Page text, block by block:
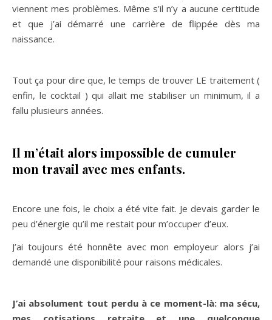
viennent mes problèmes. Même s’il n’y a aucune certitude
et que j’ai démarré une carrière de flippée dès ma
naissance.
Tout ça pour dire que, le temps de trouver LE traitement (
enfin, le cocktail ) qui allait me stabiliser un minimum, il a
fallu plusieurs années.
Il m’était alors impossible de cumuler
mon travail avec mes enfants.
Encore une fois, le choix a été vite fait. Je devais garder le
peu d’énergie qu’il me restait pour m’occuper d’eux.
J’ai toujours été honnête avec mon employeur alors j’ai
demandé une disponibilité pour raisons médicales.
J’ai absolument tout perdu à ce moment-là: ma sécu,